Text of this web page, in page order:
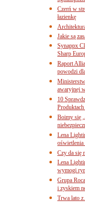
Czerń w
łazienkę
Jakie są
Synappx
Sharp
Raport
powodzi
awaryjnej
10
Boimy się
Lena
Czy da się
Lena
wymogi
Grupa
i zyskiem
Trwa lato z